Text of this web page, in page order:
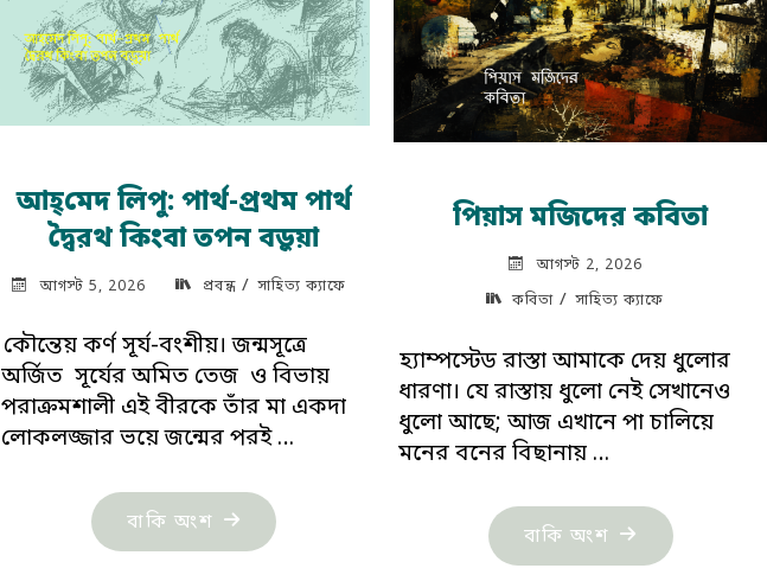
আহ্‌মেদ লিপু: পার্থ-প্রথম পার্থ
দ্বৈরথ কিংবা তপন বড়ুয়া
আগস্ট 5, 2026 প্রবন্ধ/ সাহিত্য ক্যাফে
কৌন্তেয় কর্ণ সূর্য-বংশীয়। জন্মসূত্রে
অর্জিত সূর্যের অমিত তেজ ও বিভায়
পরাক্রমশালী এই বীরকে তাঁর মা একদা
লোকলজ্জার ভয়ে জন্মের পরই …
বাকি অংশ "আহ্‌মেদ
লিপু:
পিয়াস মজিদের কবিতা
আগস্ট 2, 2026
কবিতা/ সাহিত্য ক্যাফে
হ্যাম্পস্টেড রাস্তা আমাকে দেয় ধুলোর
ধারণা। যে রাস্তায় ধুলো নেই সেখানেও
ধুলো আছে; আজ এখানে পা চালিয়ে
মনের বনের বিছানায় …
বাকি অংশ "পিয়াস
মজিদের